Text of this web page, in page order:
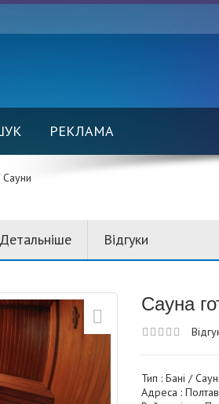
РЕКЛАМА
Сауни
Детальніше Відгуки
Сауна
Тип :Бані /
Адреса :